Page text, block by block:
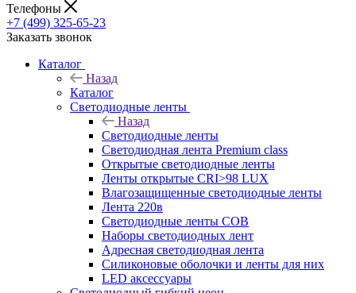
Телефоны
+7 (499) 325-65-23
Заказать звонок
Каталог
Назад
Каталог
Светодиодные ленты
Назад
Светодиодные ленты
Светодиодная лента Premium class
Открытые светодиодные ленты
Ленты открытые CRI>98 LUX
Влагозащищенные светодиодные ленты
Лента 220в
Светодиодные ленты COB
Наборы светодиодных лент
Адресная светодиодная лента
Силиконовые оболочки и ленты для них
LED аксессуары